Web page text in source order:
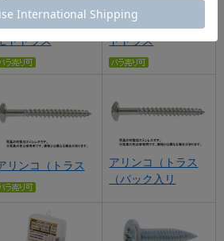
（＋）ヤマヒロ
ドトラス
（＋）コーススレ
ッド フラットモ
ドトラス
リンコ（トラス
アリンコ（トラス
（パック入リ